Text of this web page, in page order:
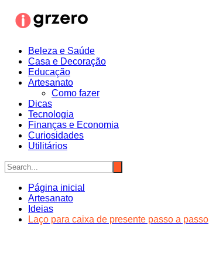
para
Beleza e Saúde
Casa e Decoração
Educação
Artesanato
Como fazer
Dicas
Tecnologia
Finanças e Economia
Curiosidades
Utilitários
Página inicial
Artesanato
Ideias
Laço para caixa de presente passo a passo